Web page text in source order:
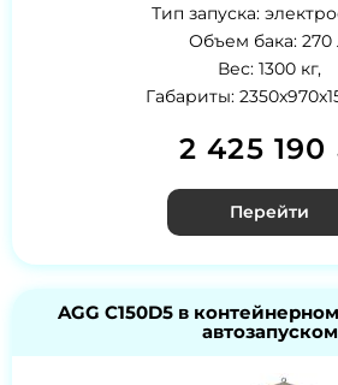
Тип запуска:
Объем бака: 270
Вес: 1300 кг,
Габариты:
2 425 190
Перейти
AGG C150D5 в
автозапуском